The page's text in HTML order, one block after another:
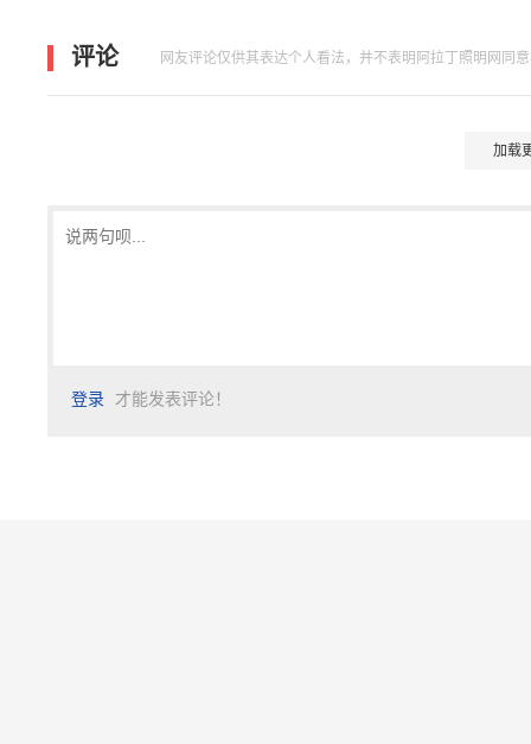
评论 网友评论仅供其表达个人看法，并不表明阿拉丁照明网同
加载
登录 才能发表评论！